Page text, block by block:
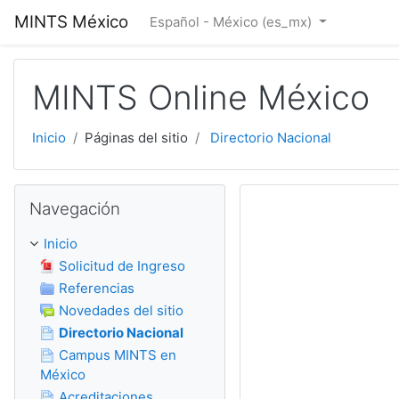
MINTS México Español - México ‎(es_mx)‎
MINTS Online México
Inicio Páginas del sitio Directorio Nacional
Navegación
Inicio
Solicitud de Ingreso
Referencias
Novedades del sitio
Directorio Nacional
Campus MINTS en
México